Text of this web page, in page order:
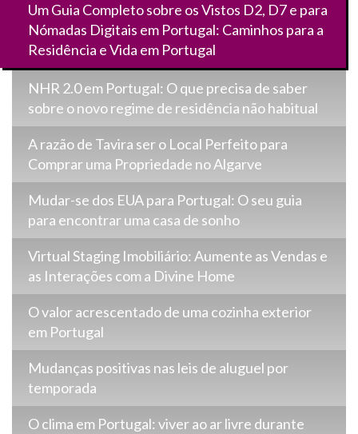
Um Guia Completo sobre os Vistos D2, D7 e para
Nómadas Digitais em Portugal: Caminhos para a
Residência e Vida em Portugal
NHR 2.0 em Portugal: O que precisa de saber
sobre o novo regime de residência não habitual
A razão de Tavira ser o Local Perfeito para
Comprar uma Propriedade no Algarve
Mudar-se dos EUA para Portugal: O seu guia
para encontrar uma casa de sonho
Virtual Staging Imobiliário: Aumente as Vendas e
as Interações com a Divine Home
O valor acrescentado de uma cozinha exterior
em Portugal
Mudanças positivas nas leis de aluguel por
temporada
O clima em Portugal: viver ao ar livre durante